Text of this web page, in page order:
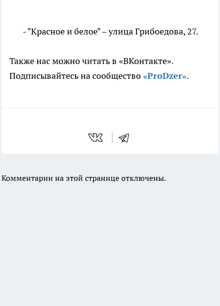
- "Красное и белое" – улица Грибоедова, 27.
Также нас можно читать в «ВКонтакте».
Подписывайтесь на сообщество «ProDzer».
Комментарии на этой странице отключены.